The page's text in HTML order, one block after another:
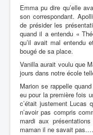
Emma pu dire qu’elle
son correspondant.
de présider les
quand il a entendu «
qu’il avait mal entendu
bougé de sa place.
Vanilla aurait voulu que
jours dans notre école
Marion se rappelle
eu pour la première fois
c’était justement Lucas
n’avoir pas compris
mardi aux
maman il ne savait